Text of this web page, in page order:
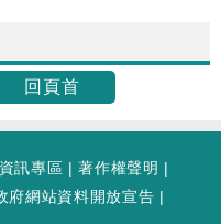
回頁首
訊專區 |著作權聲明 |
府網站資料開放宣告 |